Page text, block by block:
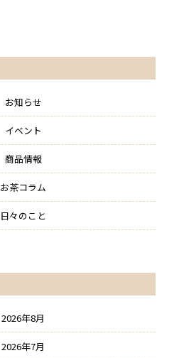
お知らせ
イベント
商品情報
お茶コラム
日々のこと
2026年8月
2026年7月